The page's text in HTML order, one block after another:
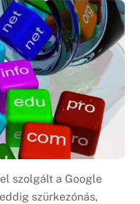
szolgált a Google
szürkezónás,